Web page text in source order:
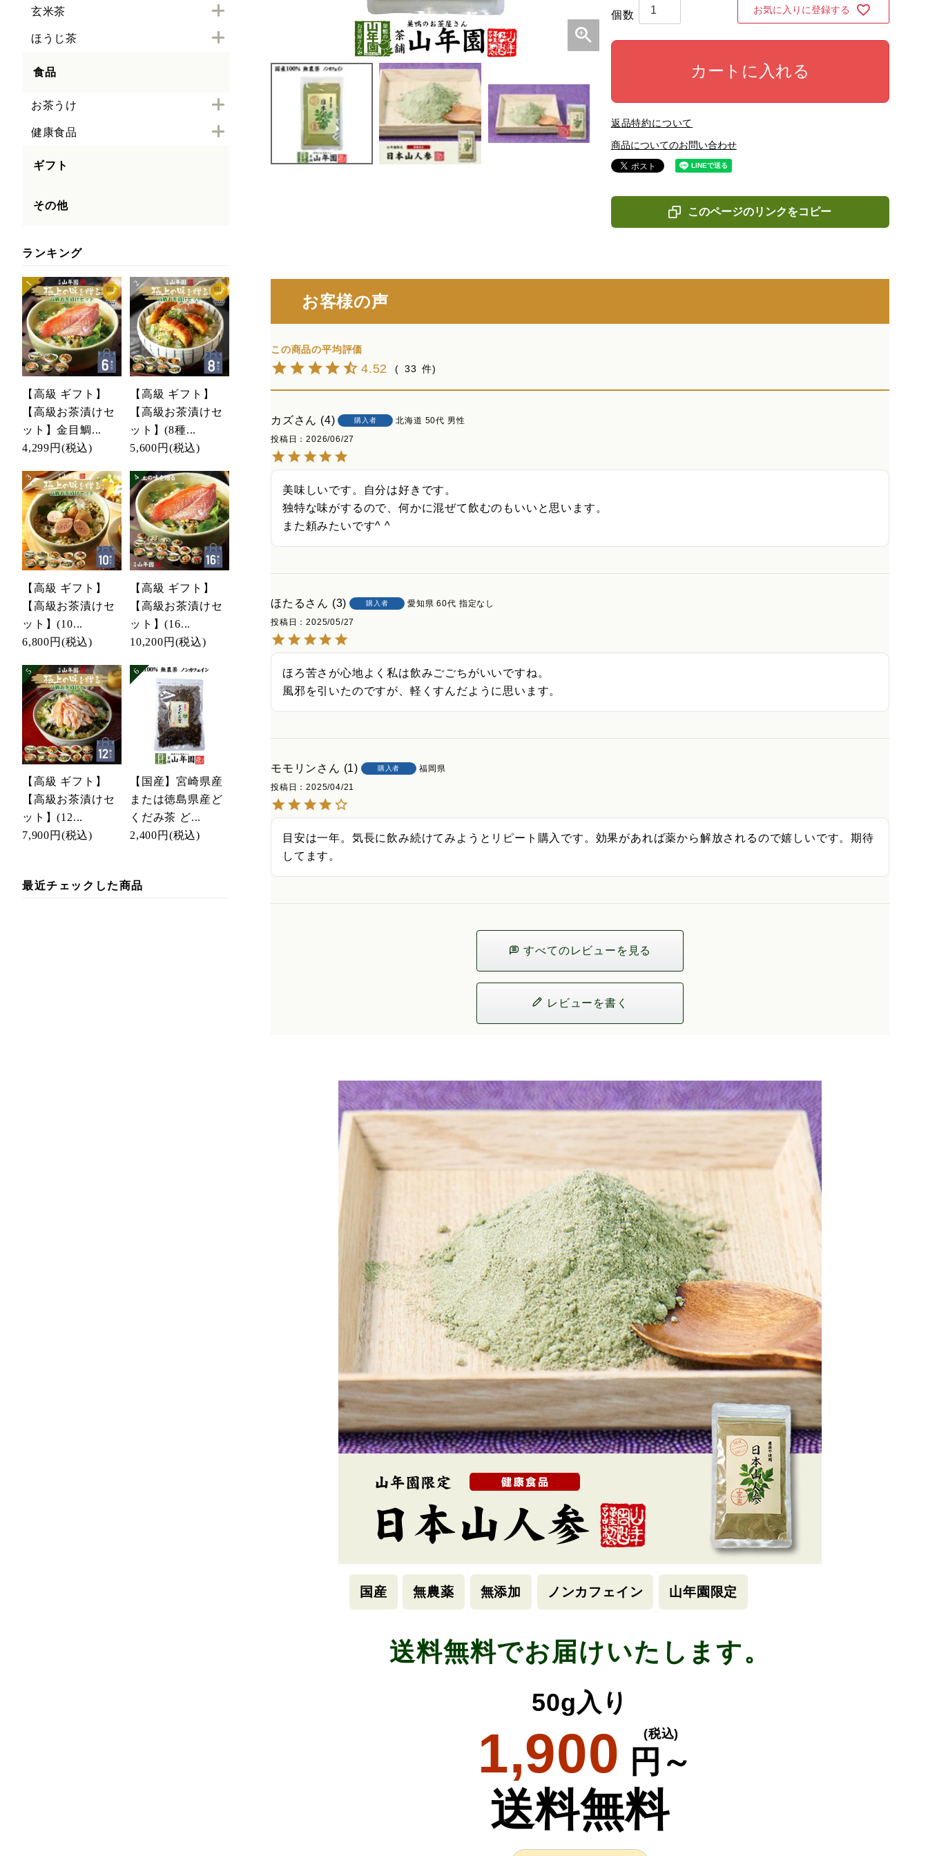
玄米茶
ほうじ茶
食品
お茶うけ
健康食品
ギフト
その他
ランキング
【高級 ギフト】
【高級お茶漬けセ
ット】金目鯛...
4,299円 (税込)
【高級 ギフト】
【高級お茶漬けセ
ット】(8種...
5,600円 (税込)
【高級 ギフト】
【高級お茶漬けセ
ット】(10...
6,800円 (税込)
【高級 ギフト】
【高級お茶漬けセ
ット】(16...
10,200円 (税込)
【高級 ギフト】
【高級お茶漬けセ
ット】(12...
7,900円 (税込)
【国産】宮崎県産
または徳島県産ど
くだみ茶 ど...
2,400円 (税込)
最近チェックした商品
お気に入りに登録する
カートに入れる
返品特約について
商品についてのお問い合わせ
このページのリンクをコピー
お客様の声
4.52 33
カズ 4 購入者 北海道 50代 男性
投稿日
2026/06/27
美味しいです。自分は好きです。
独特な味がするので、何かに混ぜて飲むのもいいと思います。
また頼みたいです^ ^
ほたる 3 購入者 愛知県 60代 指定なし
投稿日
2025/05/27
ほろ苦さが心地よく私は飲みごごちがいいですね。
風邪を引いたのですが、軽くすんだように思います。
モモリン 1 購入者
福岡県
投稿日
2025/04/21
目安は一年。気長に飲み続けてみようとリピート購入です。効果があれば薬から解放されるので嬉しいです。期待
してます。
すべてのレビューを見る
レビューを書く
国産 無農薬 無添加 ノンカフェイン 山年園限定
送料無料でお届けいたします。
50g入り
1,900 円～
(税込)
送料無料